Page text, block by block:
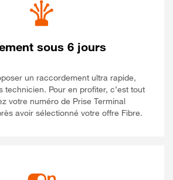
sous 6 jours
un raccordement ultra rapide,
technicien. Pour en profiter, c’est tout
votre numéro de Prise Terminal
avoir sélectionné votre offre Fibre.